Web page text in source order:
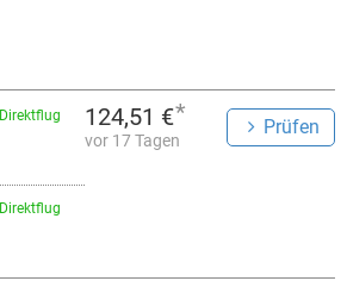
Direktflug
Direktflug
124,51 €*
vor 17 Tagen
Prüfen